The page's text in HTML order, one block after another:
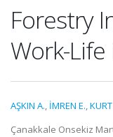
Forestry
Work-
AŞKIN A., İMREN E.,
Çanakkale Onsekiz